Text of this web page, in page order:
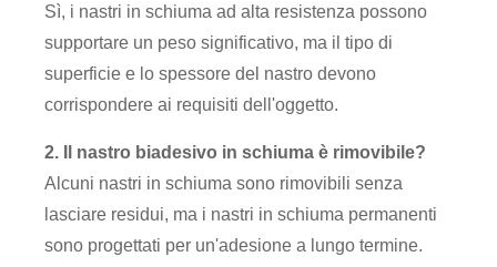
Sì, i nastri in schiuma ad alta resistenza possono
supportare un peso significativo, ma il tipo di
superficie e lo spessore del nastro devono
corrispondere ai requisiti dell'oggetto.
2. Il nastro biadesivo in schiuma è rimovibile?
Alcuni nastri in schiuma sono rimovibili senza
lasciare residui, ma i nastri in schiuma permanenti
sono progettati per un'adesione a lungo termine.